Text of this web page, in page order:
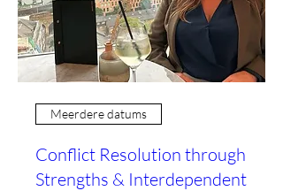
Meerdere datums
Conflict Resolution through
Strengths & Interdependent